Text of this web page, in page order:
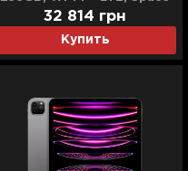
Gray (2021)
Купить
32 814 грн